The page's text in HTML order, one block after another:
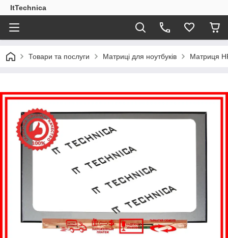
ItTechnica
Товари та послуги Матриці для ноутбуків Матриця